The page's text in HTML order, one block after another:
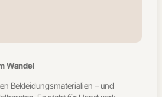
Wandel
Bekleidungsmaterialien – und